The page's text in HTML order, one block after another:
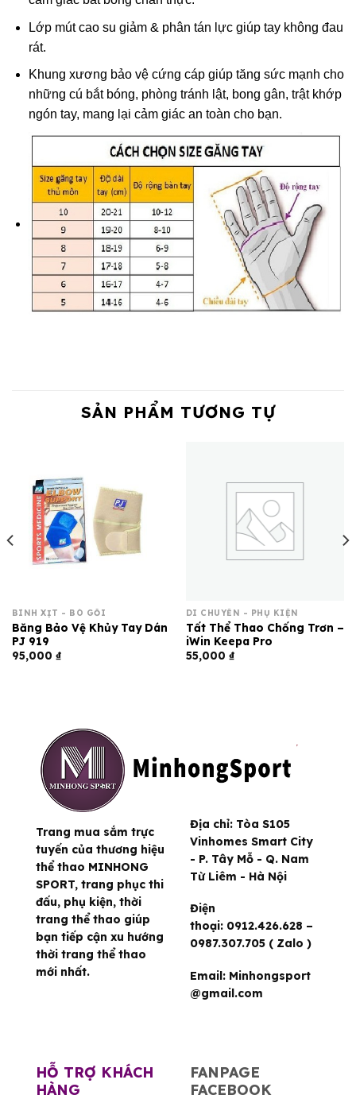
Lớp mút cao su giảm & phân tán lực giúp tay không đau
rát.
Khung xương bảo vệ cứng cáp giúp tăng sức mạnh cho
những cú bắt bóng, phòng tránh lật, bong gân, trật khớp
ngón tay, mang lại cảm giác an toàn cho bạn.
SẢN PHẨM TƯƠNG TỰ
BÌNH XỊT - BÓ GỐI
Băng Bảo Vệ Khủy Tay Dán
PJ 919
95,000 ₫
DI CHUYỂN - PHỤ KIỆN
Tất Thể Thao Chống Trơn –
iWin Keepa Pro
55,000 ₫
Trang mua sắm trực
tuyến của thương hiệu
thể thao MINHONG
SPORT, trang phục thi
đấu, phụ kiện, thời
trang thể thao giúp
bạn tiếp cận xu hướng
thời trang thể thao
mới nhất.
Địa chỉ: Tòa S105
Vinhomes Smart City
- P. Tây Mỗ - Q. Nam
Từ Liêm - Hà Nội
Điện
thoại: 0912.426.628 –
0987.307.705 ( Zalo )
Email: Minhongsport
@gmail.com
HỖ TRỢ KHÁCH
HÀNG
FANPAGE
FACEBOOK